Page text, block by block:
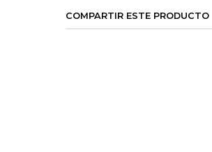
COMPARTIR ESTE PRODUCTO